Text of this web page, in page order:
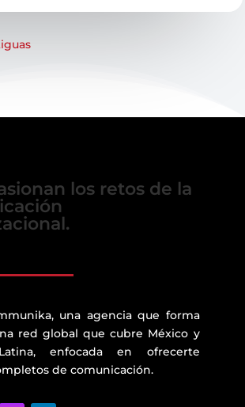
los retos de la
una agencia que forma
red global que cubre México y
enfocada en ofrecerte
de comunicación.